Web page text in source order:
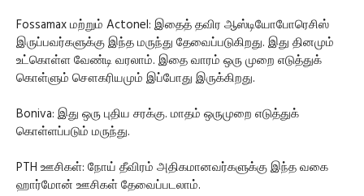
Fossamax மற்றும் Actonel: இதைத் தவிர ஆஸ்டியோபோரெசிஸ்
இருப்பவர்களுக்கு இந்த மருந்து தேவைப்படுகிறது. இது தினமும்
உட்கொள்ள வேண்டி வரலாம். இதை வாரம் ஒரு முறை எடுத்துக்
கொள்ளும் சௌகரியமும் இப்போது இருக்கிறது.
Boniva: இது ஒரு புதிய சரக்கு. மாதம் ஒருமுறை எடுத்துக்
கொள்ளப்படும் மருந்து.
PTH ஊசிகள்: நோய் தீவிரம் அதிகமானவர்களுக்கு இந்த வகை
ஹார்மோன் ஊசிகள் தேவைப்படலாம்.